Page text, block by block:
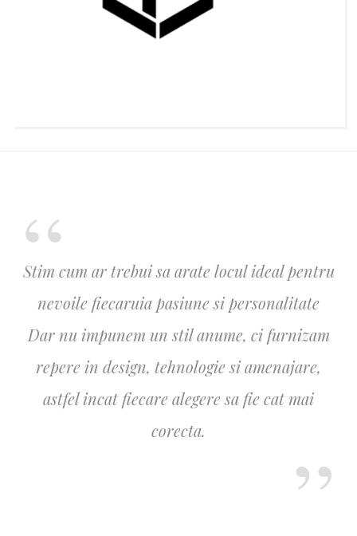
Stim cum ar trebui sa arate locul ideal pentru
nevoile fiecaruia pasiune si personalitate
Dar nu impunem un stil anume, ci furnizam
repere in design, tehnologie si amenajare,
astfel incat fiecare alegere sa fie cat mai
corecta.